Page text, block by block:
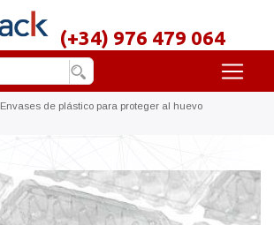
(+34) 976 479 064
Envases de plástico para proteger al huevo